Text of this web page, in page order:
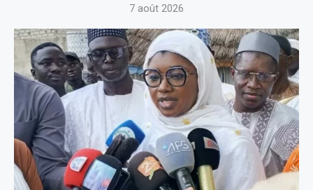
7 août 2026